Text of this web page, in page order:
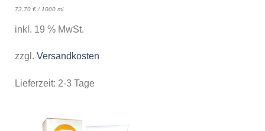
73,70 €/ 1000 ml
inkl. 19 % MwSt.
zzgl. Versandkosten
Lieferzeit: 2-3 Tage